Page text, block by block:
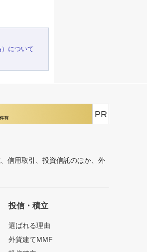
について
PR
信用取引、投資信託のほか、外
投信・積立
選ばれる理由
外貨建てMMF